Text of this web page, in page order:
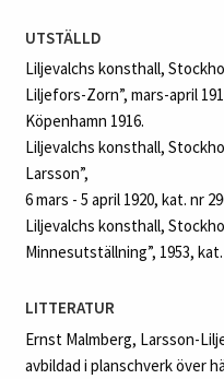
UTSTÄLLD
Liljevalchs konsthall,
Liljefors-Zorn”, mars-april
Köpenhamn 1916.
Liljevalchs konsthall,
Larsson”,
6 mars - 5 april 1920, kat. nr
Liljevalchs konsthall,
Minnesutställning”, 1953, kat.
LITTERATUR
Ernst Malmberg, Larsson-
avbildad i planschverk över